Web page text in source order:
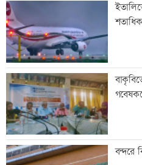
শতাধিক
বন্দরে